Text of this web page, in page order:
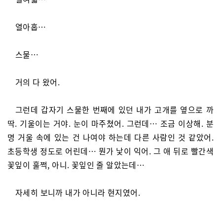
열아홉…
스물…
거의 다 왔어.
그런데 갑자기 스물한 번째에 있던 내가 고개를 옆으로 까
딱. 기울이는 거야. 눈이 마주쳤어. 그런데… 조금 이상해. 분
명 거울 속에 있는 건 나여야 하는데 다른 사람인 것 같았어.
초등학생 정도로 어린데… 뭔가 낯이 익어. 그 애 뒤로 빨간색
꽃잎이 훌쩍, 아니. 꽃잎인 줄 알았는데…
자세히 보니까 내가 아니라 현지였어.